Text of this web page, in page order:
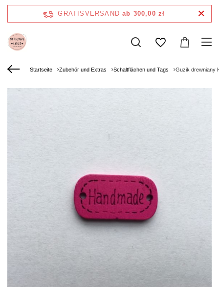
GRATISVERSAND ab 300,00 zł
Startseite Zubehör und Extras Schaltflächen und Tags Guzik drewniany